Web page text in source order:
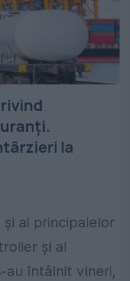
la
ai principalelor
și al
au întâlnit vineri,